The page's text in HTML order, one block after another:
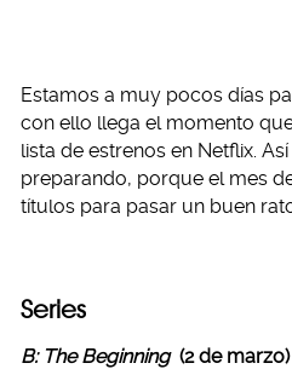
Estamos a muy pocos días
con ello llega el momento
lista de estrenos en Netflix.
preparando, porque el mes
títulos para pasar un buen
Series
B: The Beginning (2 de marzo)